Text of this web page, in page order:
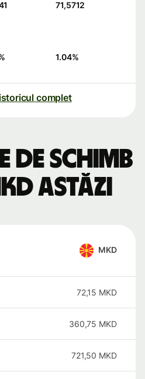
71,5712
1.04%
complet
de schimb
astăzi
MKD
72,15 MKD
360,75 MKD
721,50 MKD